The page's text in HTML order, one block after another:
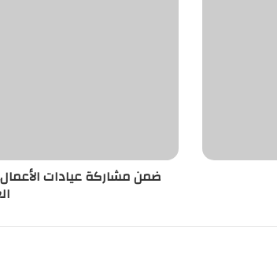
ضمن مشاركة عيادات